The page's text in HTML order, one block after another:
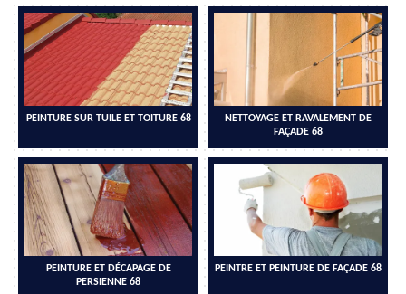
PEINTURE SUR TUILE ET TOITURE 68
NETTOYAGE ET RAVALEMENT DE
FAÇADE 68
PEINTURE ET DÉCAPAGE DE
PERSIENNE 68
PEINTRE ET PEINTURE DE FAÇADE 68